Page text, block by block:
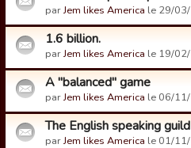
parJem likes America le 29/
1.6 billion.
parJem likes America le 19/
A "balanced" game
parJem likes America le 06/
The English speaking
parJem likes America le 01/